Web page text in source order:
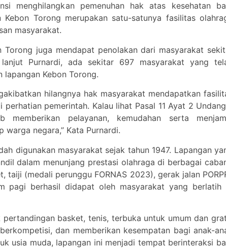
menghilangkan pemenuhan hak atas kesehatan
Torong merupakan satu-satunya fasilitas
masyarakat.
Torong juga mendapat penolakan dari masyarakat
Purnardi, ada sekitar 697 masyarakat yang
Kebon Torong.
hilangnya hak masyarakat mendapatkan
pemerintah. Kalau lihat Pasal 11 Ayat 2
pelayanan, kemudahan serta
negara,” Kata Purnardi.
digunakan masyarakat sejak tahun 1947. Lapangan
dalam menunjang prestasi olahraga di berbagai
(medali perunggu FORNAS 2023), gerak jalan
pagi berhasil didapat oleh masyarakat yang berlatih
basket, tenis, terbuka untuk umum dan
dan memberikan kesempatan bagi anak-
usia muda, lapangan ini menjadi tempat berinteraksi